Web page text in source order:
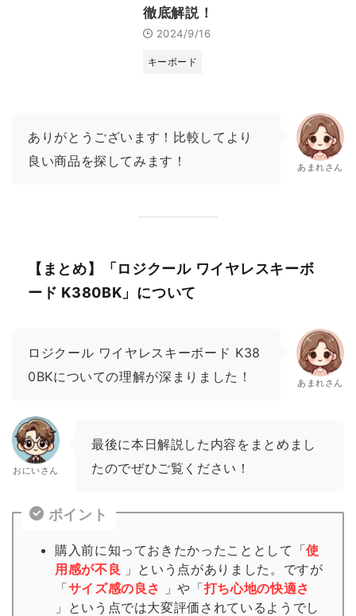
徹底解説！
2024/9/16
キーボード
ありがとうございます！比較してより
良い商品を探してみます！
あまれさん
【まとめ】「ロジクール ワイヤレスキーボ
ード K380BK」について
ロジクール ワイヤレスキーボード K38
0BKについての理解が深まりました！
あまれさん
おにいさん
最後に本日解説した内容をまとめまし
たのでぜひご覧ください！
ポイント
購入前に知っておきたかったこととして「使
用感が不良
」という点がありました。ですが
「サイズ感の良さ 」や「打ち心地の快適さ
」という点では大変評価されているようでし